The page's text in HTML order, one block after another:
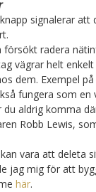
signalerar
radera
vägrar helt
dem. Exempel
fungera som
aldrig komma
Robb Lewis,
vara att deleta
jag mig för att
här.